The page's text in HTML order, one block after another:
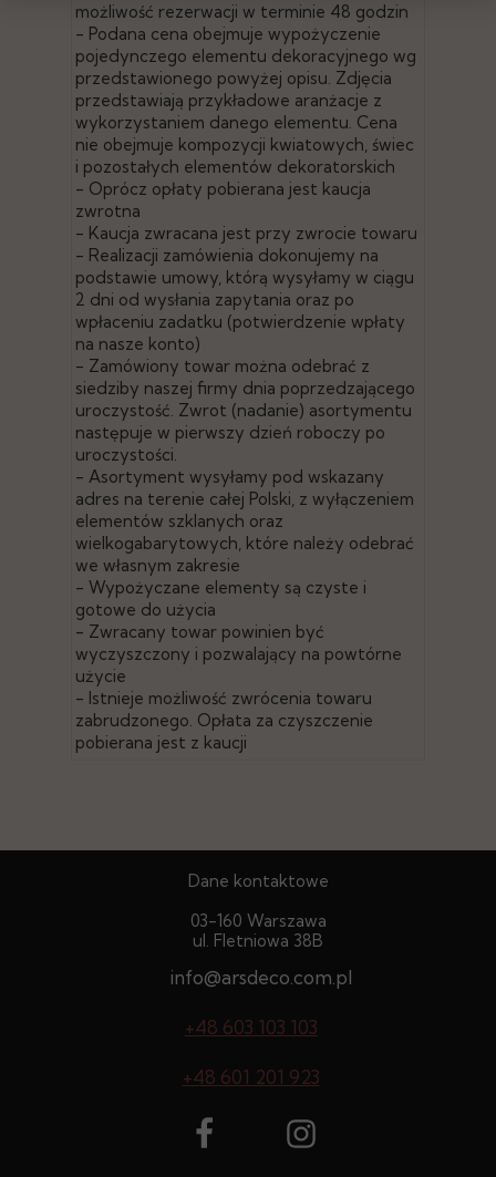
Dane kontaktowe
03-160 Warszawa
ul. Fletniowa 38B
+48 603 103 103
info@arsdeco.com.pl
+48 601 201 923
możliwość rezerwacji w terminie 48 godzin
- Podana cena obejmuje wypożyczenie
pojedynczego elementu dekoracyjnego wg
przedstawionego powyżej opisu. Zdjęcia
przedstawiają przykładowe aranżacje z
wykorzystaniem danego elementu. Cena
nie obejmuje kompozycji kwiatowych, świec
i pozostałych elementów dekoratorskich
- Oprócz opłaty pobierana jest kaucja
zwrotna
- Kaucja zwracana jest przy zwrocie towaru
- Realizacji zamówienia dokonujemy na
podstawie umowy, którą wysyłamy w ciągu
2 dni od wysłania zapytania oraz po
wpłaceniu zadatku (potwierdzenie wpłaty
na nasze konto)
- Zamówiony towar można odebrać z
siedziby naszej firmy dnia poprzedzającego
uroczystość. Zwrot (nadanie) asortymentu
następuje w pierwszy dzień roboczy po
uroczystości.
- Asortyment wysyłamy pod wskazany
adres na terenie całej Polski, z wyłączeniem
elementów szklanych oraz
wielkogabarytowych, które należy odebrać
we własnym zakresie
- Wypożyczane elementy są czyste i
gotowe do użycia
- Zwracany towar powinien być
wyczyszczony i pozwalający na powtórne
użycie
- Istnieje możliwość zwrócenia towaru
zabrudzonego. Opłata za czyszczenie
pobierana jest z kaucji